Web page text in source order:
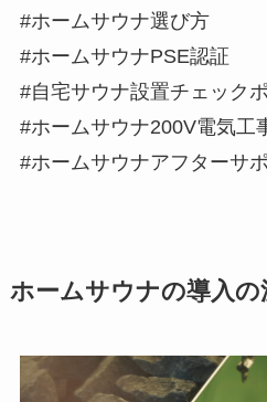
#ホームサウナ選び方
#ホームサウナPSE認証
#自宅サウナ設置チェック
#ホームサウナ200V電気工
#ホームサウナアフターサ
ホームサウナの導入の